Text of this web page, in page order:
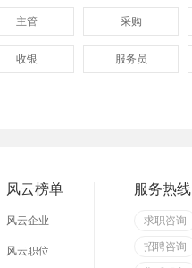
主管 采购
收银 服务员
风云榜单
风云企业
风云职位
服务热线
求职咨询
招聘咨询